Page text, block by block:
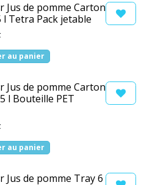
Jus de pomme Carton
l Tetra Pack jetable
au panier
Jus de pomme Carton
l Bouteille PET
au panier
Jus de pomme Tray 6